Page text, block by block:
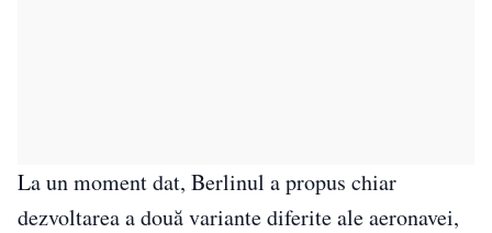
La un moment dat, Berlinul a propus chiar
dezvoltarea a două variante diferite ale aeronavei,